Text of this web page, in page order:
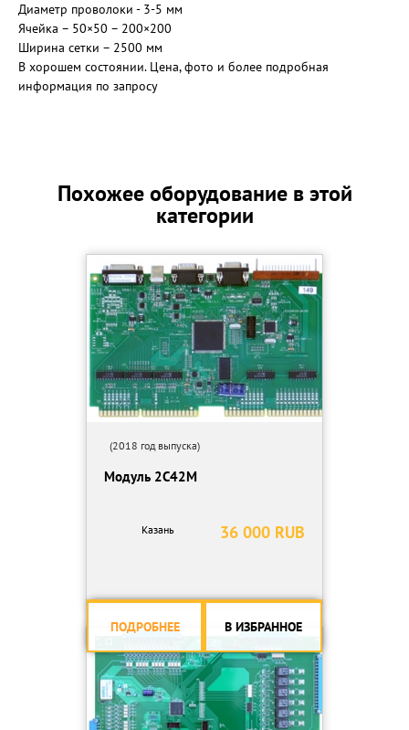
Диаметр проволоки - 3-5 мм
Ячейка – 50×50 – 200×200
Ширина сетки – 2500 мм
В хорошем состоянии. Цена, фото и более подробная
информация по запросу
Похожее оборудование в этой
категории
(2018 год выпуска)
Модуль 2С42М
36 000 RUB
Казань
ПОДРОБНЕЕ В ИЗБРАННОЕ